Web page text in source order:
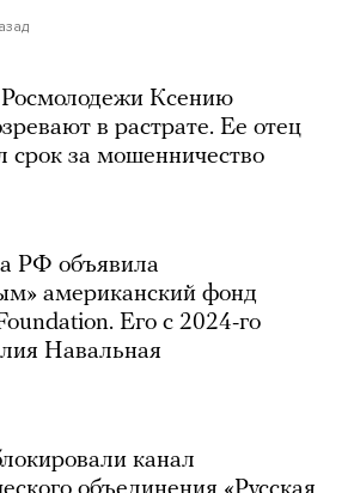
Ксению
в растрате. Ее отец
срок за мошенничество
РФ объявила
американский фонд
Его с 2024-го
Навальная
канал